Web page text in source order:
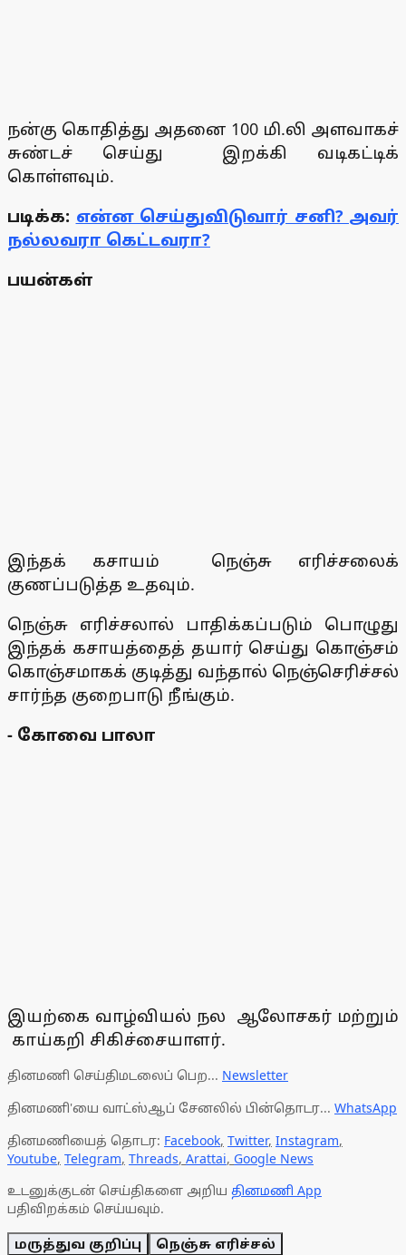
நன்கு கொதித்து அதனை 100 மி.லி அளவாகச்
சுண்டச் செய்து இறக்கி வடிகட்டிக்
கொள்ளவும்.
படிக்க: என்ன செய்துவிடுவார் சனி? அவர்
நல்லவரா கெட்டவரா?
பயன்கள்
இந்தக் கசாயம் நெஞ்சு எரிச்சலைக்
குணப்படுத்த உதவும்.
நெஞ்சு எரிச்சலால் பாதிக்கப்படும் பொழுது
இந்தக் கசாயத்தைத் தயார் செய்து கொஞ்சம்
கொஞ்சமாகக் குடித்து வந்தால் நெஞ்செரிச்சல்
சார்ந்த குறைபாடு நீங்கும்.
- கோவை பாலா
இயற்கை வாழ்வியல் நல ஆலோசகர் மற்றும்
காய்கறி சிகிச்சையாளர்.
தினமணி செய்திமடலைப் பெற... Newsletter
தினமணி'யை வாட்ஸ்ஆப் சேனலில் பின்தொடர... WhatsApp
தினமணியைத் தொடர: Facebook, Twitter, Instagram,
Youtube, Telegram, Threads, Arattai, Google News
உடனுக்குடன் செய்திகளை அறிய தினமணி App
பதிவிறக்கம் செய்யவும்.
மருத்துவ குறிப்பு நெஞ்சு எரிச்சல்